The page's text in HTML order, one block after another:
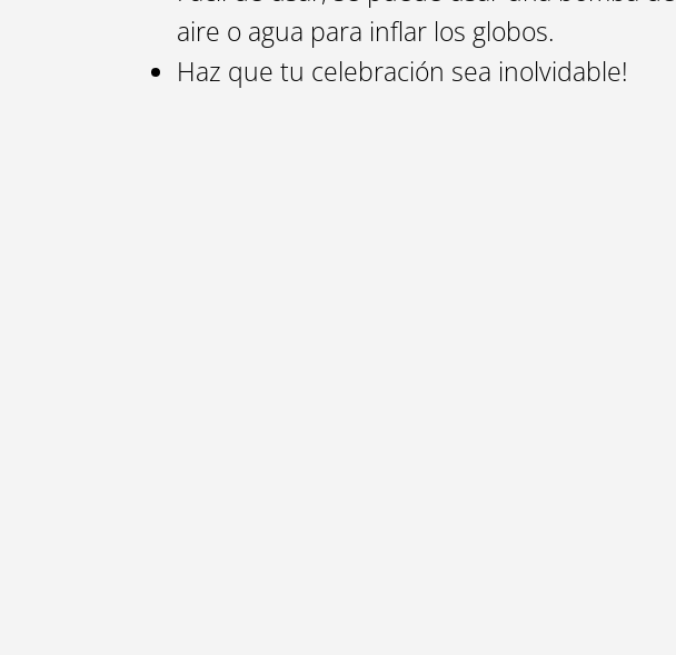
aire o agua para inflar los globos.
Haz que tu celebración sea inolvidable!